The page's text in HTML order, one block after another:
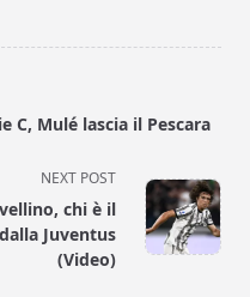
C, Mulé lascia il Pescara
NEXT POST
chi è il
Juventus
(Video)